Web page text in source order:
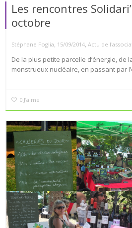
Les rencontres
octobre
Stéphane Foglia, 15/09/2014, Actu de
De la plus petite parcelle d’énergie, de
monstrueux nucléaire, en passant par
0 J’aime